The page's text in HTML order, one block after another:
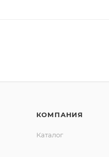
КОМПАНИЯ
Каталог